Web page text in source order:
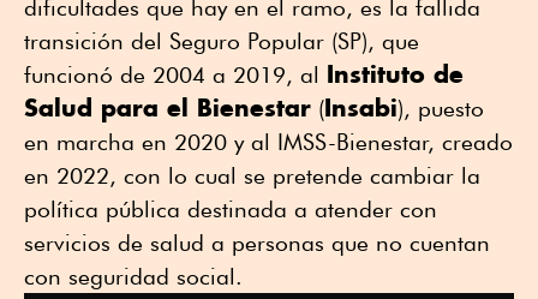
dificultades que hay en el ramo, es la fallida
transición del Seguro Popular (SP), que
funcionó de 2004 a 2019, al Instituto de
Salud para el Bienestar (Insabi), puesto
en marcha en 2020 y al IMSS-Bienestar, creado
en 2022, con lo cual se pretende cambiar la
política pública destinada a atender con
servicios de salud a personas que no cuentan
con seguridad social.